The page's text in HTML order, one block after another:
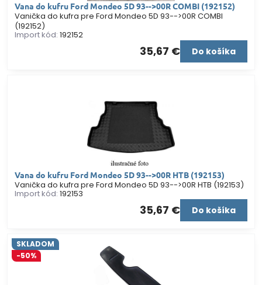
Vana do kufru Ford Mondeo 5D 93-->00R COMBI (192152)
Vanička do kufra pre Ford Mondeo 5D 93-->00R COMBI
(192152)
Import kód: 192152
35,67 € Do košíka
Vana do kufru Ford Mondeo 5D 93-->00R HTB (192153)
Vanička do kufra pre Ford Mondeo 5D 93-->00R HTB (192153)
Import kód: 192153
35,67 € Do košíka
SKLADOM
-50%